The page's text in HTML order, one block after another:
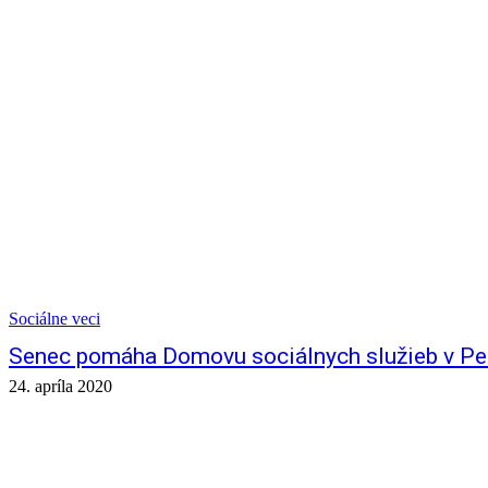
Sociálne veci
Senec pomáha Domovu sociálnych služieb v
24. apríla 2020